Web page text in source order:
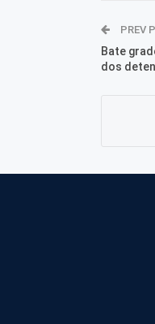
PREV
Bate
dos